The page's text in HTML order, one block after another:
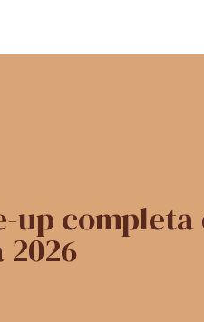
up completa